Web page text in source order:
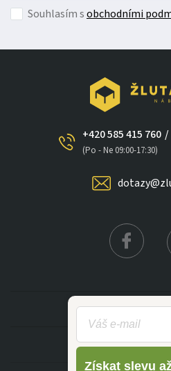
Souhlasím sobchodními
+420 585 415 760
(Po - Ne 09:00-17:30)
/
Získat slevu